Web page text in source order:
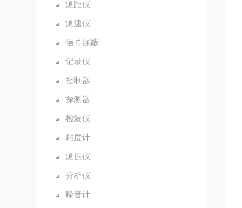
测距仪
测速仪
信号屏蔽
记录仪
控制器
探测器
检漏仪
粘度计
测振仪
分析仪
噪音计